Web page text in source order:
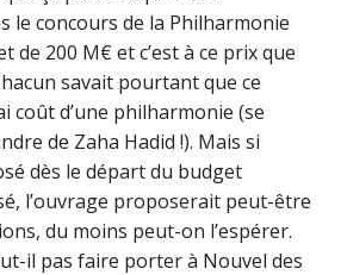
le concours de la Philharmonie
de 200 M€ et c’est à ce prix que
savait pourtant que ce
coût d’une philharmonie (se
de Zaha Hadid !). Mais si
dès le départ du budget
l’ouvrage proposerait peut-être
du moins peut-on l’espérer.
il pas faire porter à Nouvel des